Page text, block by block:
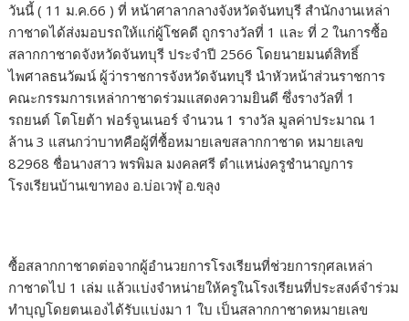
วันนี้ ( 11 ม.ค.66 ) ที่ หน้าศาลากลางจังหวัดจันทบุรี สำนักงานเหล่า
กาชาดได้ส่งมอบรถให้แก่ผู้โชคดี ถูกรางวัลที่ 1 และ ที่ 2 ในการซื้อ
สลากกาชาดจังหวัดจันทบุรี ประจำปี 2566 โดยนายมนต์สิทธิ์
ไพศาลธนวัฒน์ ผู้ว่าราชการจังหวัดจันทบุรี นำหัวหน้าส่วนราชการ
คณะกรรมการเหล่ากาชาดร่วมแสดงความยินดี ซึ่งรางวัลที่ 1
รถยนต์ โตโยต้า ฟอร์จูนเนอร์ จำนวน 1 รางวัล มูลค่าประมาณ 1
ล้าน 3 แสนกว่าบาทคือผู้ที่ซื้อหมายเลขสลากกาชาด หมายเลข
82968 ชื่อนางสาว พรพิมล มงคลศรี ตำแหน่งครูชำนาญการ
โรงเรียนบ้านเขาทอง อ.บ่อเวฬุ อ.ขลุง
ซื้อสลากกาชาดต่อจากผู้อำนวยการโรงเรียนที่ช่วยการกุศลเหล่า
กาชาดไป 1 เล่ม แล้วแบ่งจำหน่ายให้ครูในโรงเรียนที่ประสงค์จำร่วม
ทำบุญโดยตนเองได้รับแบ่งมา 1 ใบ เป็นสลากกาชาดหมายเลข